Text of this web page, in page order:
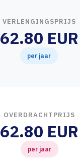
VERLENGINGSPRIJS
62.80 EUR
per jaar
OVERDRACHTPRIJS
62.80 EUR
per jaar